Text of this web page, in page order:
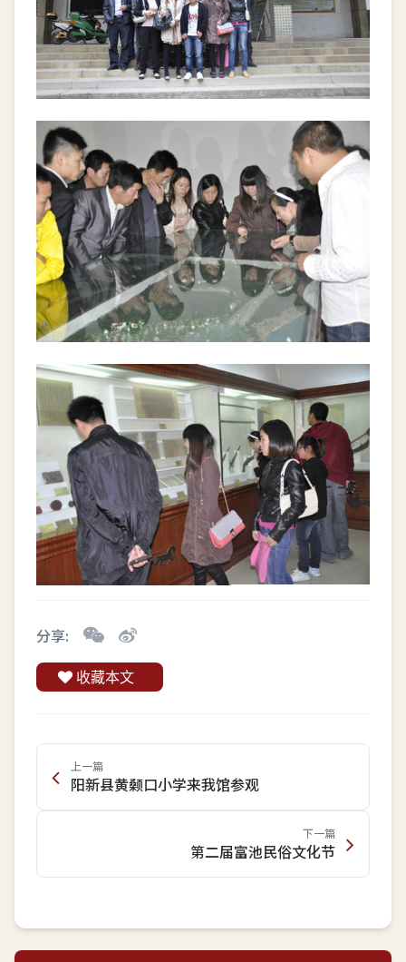
分享:
收藏本文
上一篇
阳新县黄颡口小学来我馆参观
下一篇
第二届富池民俗文化节